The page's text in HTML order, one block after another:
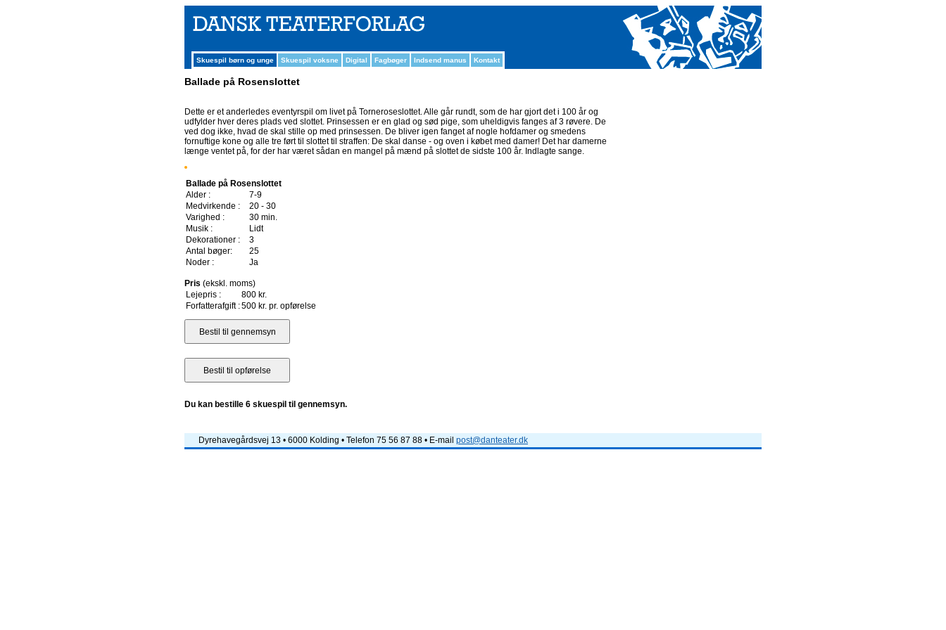
Skuespil børn og unge Skuespil voksne Digital Fagbøger Indsend manus Kontakt
Ballade på Rosenslottet
Dette er et anderledes eventyrspil om livet på Torneroseslottet. Alle går rundt, som de har gjort det i 100 år og
udfylder hver deres plads ved slottet. Prinsessen er en glad og sød pige, som uheldigvis fanges af 3 røvere. De
ved dog ikke, hvad de skal stille op med prinsessen. De bliver igen fanget af nogle hofdamer og smedens
fornuftige kone og alle tre ført til slottet til straffen: De skal danse - og oven i købet med damer! Det har damerne
længe ventet på, for der har været sådan en mangel på mænd på slottet de sidste 100 år. Indlagte sange.
Ballade på Rosenslottet
Alder :
7-9
Medvirkende :
20 - 30
Varighed :
30 min.
Musik :
Lidt
Dekorationer :
3
Antal bøger:
25
Noder :
Ja
Pris (ekskl. moms)
Lejepris :
800 kr.
Forfatterafgift :500 kr. pr. opførelse
Du kan bestille 6 skuespil til gennemsyn.
Dyrehavegårdsvej 13 • 6000 Kolding • Telefon 75 56 87 88 • E-mail post@danteater.dk